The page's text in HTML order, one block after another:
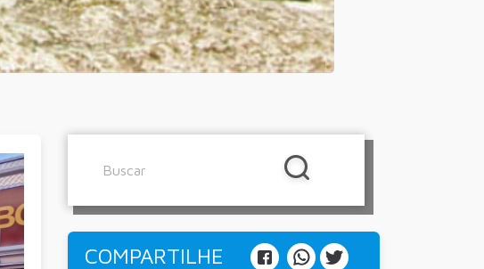
COMPARTILHE